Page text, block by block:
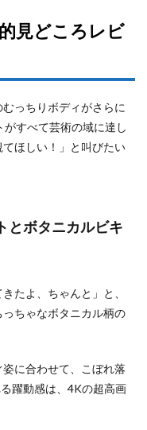
見どころレビ
っちりボディがさらに
すべて芸術の域に達し
ほしい！」と叫びたい
とボタニカルビキ
たよ、ちゃんと」と、
ちゃなボタニカル柄の
に合わせて、こぼれ落
躍動感は、4Kの超高画